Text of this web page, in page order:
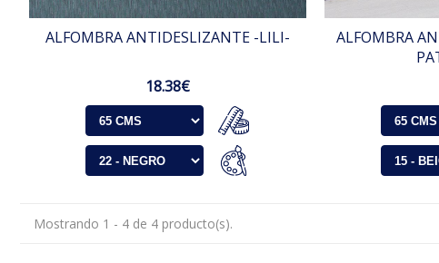
ALFOMBRA ANTIDESLIZANTE -LILI-
18.38€
ALFOMBRA
Mostrando 1 - 4 de 4 producto(s).